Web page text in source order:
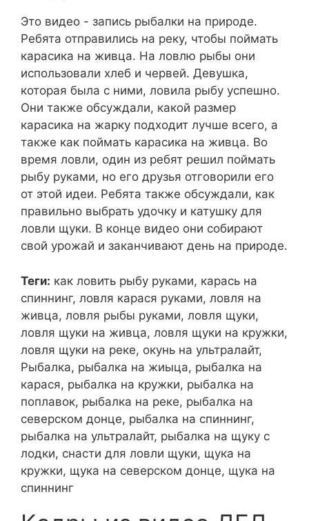
Это видео - запись рыбалки на природе.
Ребята отправились на реку, чтобы поймать
карасика на живца. На ловлю рыбы они
использовали хлеб и червей. Девушка,
которая была с ними, ловила рыбу успешно.
Они также обсуждали, какой размер
карасика на жарку подходит лучше всего, а
также как поймать карасика на живца. Во
время ловли, один из ребят решил поймать
рыбу руками, но его друзья отговорили его
от этой идеи. Ребята также обсуждали, как
правильно выбрать удочку и катушку для
ловли щуки. В конце видео они собирают
свой урожай и заканчивают день на природе.
Теги: как ловить рыбу руками, карась на
спиннинг, ловля карася руками, ловля на
живца, ловля рыбы руками, ловля щуки,
ловля щуки на живца, ловля щуки на кружки,
ловля щуки на реке, окунь на ультралайт,
Рыбалка, рыбалка на жиыца, рыбалка на
карася, рыбалка на кружки, рыбалка на
поплавок, рыбалка на реке, рыбалка на
северском донце, рыбалка на спиннинг,
рыбалка на ультралайт, рыбалка на щуку с
лодки, снасти для ловли щуки, щука на
кружки, щука на северском донце, щука на
спиннинг